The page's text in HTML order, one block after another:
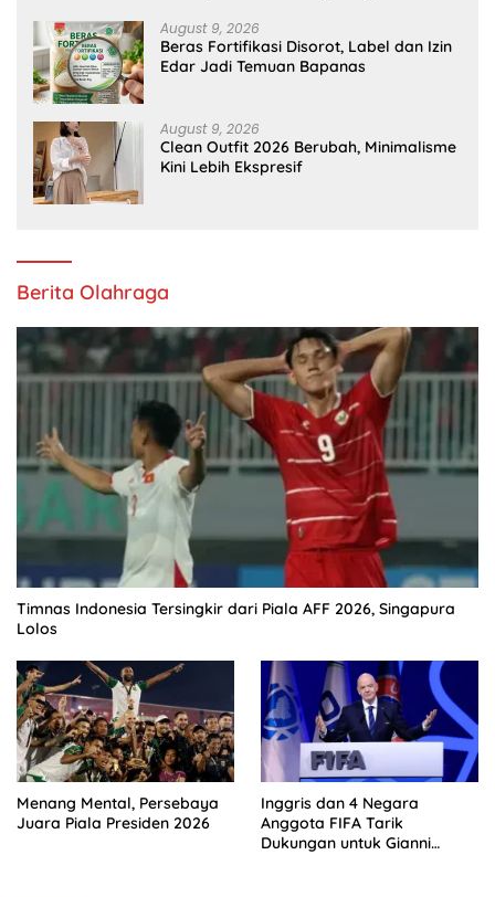
August 9, 2026
Beras Fortifikasi Disorot, Label dan Izin
Edar Jadi Temuan Bapanas
August 9, 2026
Clean Outfit 2026 Berubah, Minimalisme
Kini Lebih Ekspresif
Berita Olahraga
Timnas Indonesia Tersingkir dari Piala AFF 2026, Singapura
Lolos
Menang Mental, Persebaya
Juara Piala Presiden 2026
Inggris dan 4 Negara
Anggota FIFA Tarik
Dukungan untuk Gianni